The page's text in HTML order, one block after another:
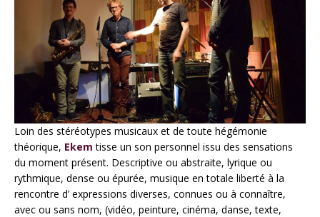
Loin des stéréotypes musicaux et de toute hégémonie
théorique, Ekem tisse un son personnel issu des sensations
du moment présent. Descriptive ou abstraite, lyrique ou
rythmique, dense ou épurée, musique en totale liberté à la
rencontre d’ expressions diverses, connues ou à connaître,
avec ou sans nom, (vidéo, peinture, cinéma, danse, texte,